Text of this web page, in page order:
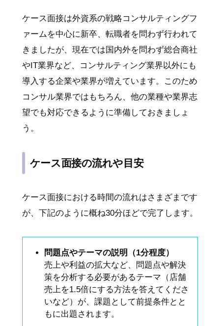
ケース面接は外資系の戦略コンサルティングフ
ァームを中心に新卒、転職者を問わず行われて
きましたが、現在では国内外を問わず総合商社
やIT業界など、コンサルティング業界以外にも
導入する企業や業界が増えています。このため
コンサル業界ではもちろん、他の業種や業界志
望でも対応できるように準備しておきましょ
う。
ケース面接の流れや目安
ケース面接における時間の流れはさまざまです
が、下記のように概ね30分ほどで完了します。
問題点やテーマの説明（1分程度）
売上や利益の拡大など、問題点や解決
策を分析する必要があるテーマ（店舗
売上を1.5倍にする方法を答えてくださ
いなど）が、課題として前提条件とと
もに出題されます。